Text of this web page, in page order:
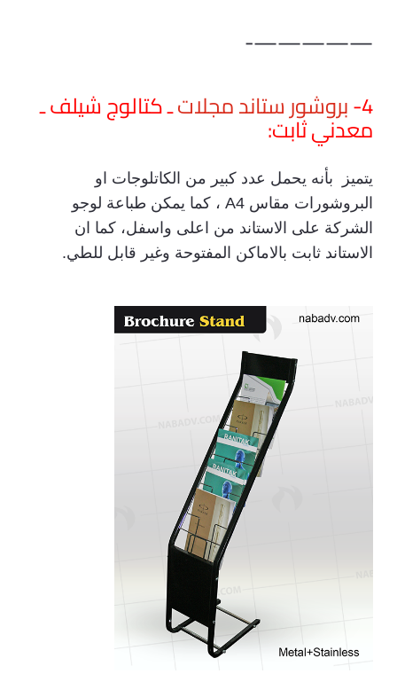
—————-
4- بروشور ستاند مجلاتـ كتالوج شيلف ـ
معدني ثابت:
يتميز بأنه يحمل عدد كبير من الكاتلوجات او
البروشورات مقاس A4 ، كما يمكن طباعة لوجو
الشركة على الاستاند من اعلى واسفل، كما ان
الاستاند ثابت بالاماكن المفتوحة وغير قابل للطي.